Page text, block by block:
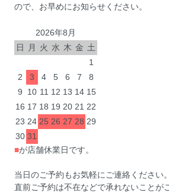
ので、お早めにお知らせください。
2026年8月
日
月 火 水 木 金 土
1
2
3 4 5 6 7
8
9
10 11 12 13 14 15
16 17 18 19 20 21 22
23 24 25 26 27 28 29
30 31
■が店舗休業日です。
当日のご予約もお気軽にご連絡ください
直前ご予約は不在などで承れないことが